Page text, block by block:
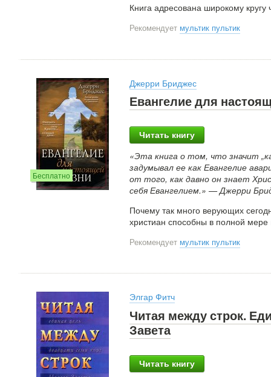
Книга адресована широкому кругу
Рекомендует мультик пультик
Бесплатно
Джерри Бриджес
Евангелие для
Читать книгу
«Эта книга о том, что значит
задумывал ее как Евангелие
от того, как давно он знает
себя Евангелием.» — Джерри
Почему так много верующих
христиан способны в полной
Рекомендует мультик пультик
Элгар Фитч
Читая между строк.
Завета
Читать книгу